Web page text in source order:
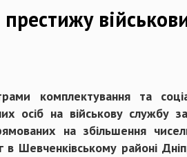
комплектування та
осіб на військову
на збільшення
Шевченківському районі